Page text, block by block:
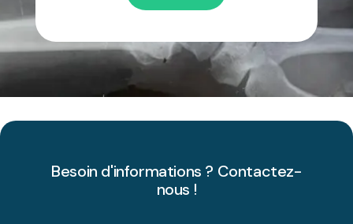
Besoin d'informations ? Contactez-
nous !